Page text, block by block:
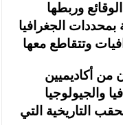
وربطها
الجغرافيا
من أكاديميين
والجيولوجيا
التاريخية التي